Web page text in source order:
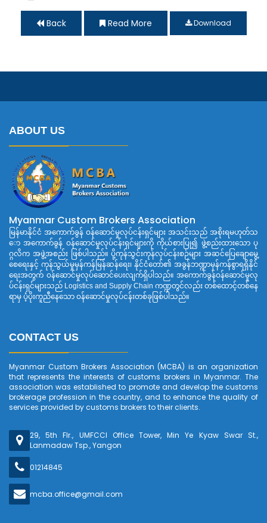
Back Read More Download
ABOUT US
Myanmar Custom Brokers Association
မြန်မာနိုင်ငံ အကောက်ခွန် ဝန်ဆောင်မှုလုပ်ငန်းရှင်များ အသင်းသည် အစိုးရမဟုတ်သ
ော အကောက်ခွန် ဝန်ဆောင်မှုလုပ်ငန်းရှင်များကို ကိုယ်စားပြု၍ ဖွဲ့စည်းထားသော ပု
ဂ္ဂလိက အဖွဲ့အစည်း ဖြစ်ပါသည်။ ပို့ကုန်သွင်းကုန်လုပ်ငန်းစဉ်များ အဆင်ပြေချောမွေ့
စေရေးနှင့် ကုန်သွယ်မှုမှန်ကန်မြန်ဆန်ရေး၊ နိုင်ငံတော်၏ အခွန်ဘဏ္ဍာမှန်ကန်စွာရရှိနိုင်
ရေးအတွက် ဝန်ဆောင်မှုလုပ်ဆောင်ပေးလျက်ရှိပါသည်။ အကောက်ခွန်ဝန်ဆောင်မှုလု
ပ်ငန်းရှင်များသည် Logistics and Supply Chain ကဏ္ဍတွင်လည်း တစ်ထောင့်တစ်နေ
ရာမှ ပံ့ပိုးကူညီနေသော ဝန်ဆောင်မှုလုပ်ငန်းတစ်ခုဖြစ်ပါသည်။
CONTACT US
Myanmar Custom Brokers Association (MCBA) is an organization
that represents the interests of customs brokers in Myanmar. The
association was established to promote and develop the customs
brokerage profession in the country, and to enhance the quality of
services provided by customs brokers to their clients.
29, 5th Flr., UMFCCI Office Tower, Min Ye Kyaw Swar St.,
Lanmadaw Tsp., Yangon
01214845
mcba.office@gmail.com